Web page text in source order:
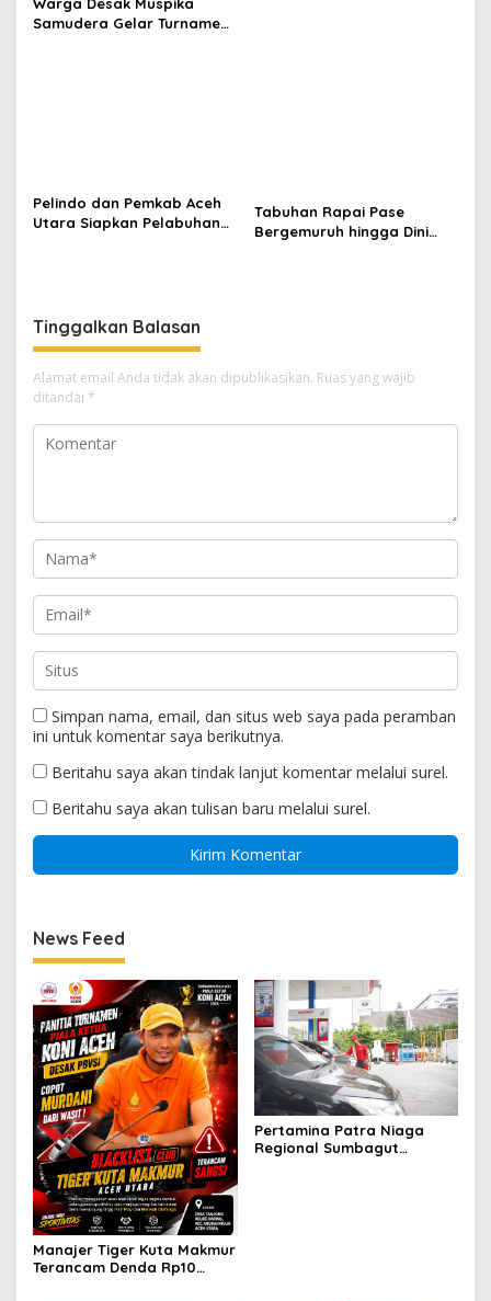
Samudera Gelar Turnamen
Pelindo dan Pemkab Aceh
Utara Siapkan Pelabuhan
Tabuhan Rapai Pase
Bergemuruh hingga Dini
Tinggalkan Balasan
Alamat email Anda tidak akan dipublikasikan. Ruas yang wajib
ditandai *
Simpan nama, email, dan situs web saya pada peramban
ini untuk komentar saya berikutnya.
Beritahu saya akan tindak lanjut komentar melalui surel.
Beritahu saya akan tulisan baru melalui surel.
News Feed
Manajer Tiger Kuta Makmur
Terancam Denda Rp10
Pertamina Patra Niaga
Regional Sumbagut